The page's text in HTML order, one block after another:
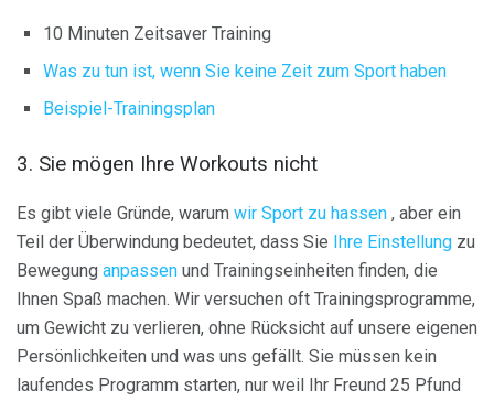
10 Minuten Zeitsaver Training
Was zu tun ist, wenn Sie keine Zeit zum Sport haben
Beispiel-Trainingsplan
3. Sie mögen Ihre Workouts nicht
Es gibt viele Gründe, warum wir Sport zu hassen , aber ein
Teil der Überwindung bedeutet, dass Sie Ihre Einstellung zu
Bewegung anpassen und Trainingseinheiten finden, die
Ihnen Spaß machen. Wir versuchen oft Trainingsprogramme,
um Gewicht zu verlieren, ohne Rücksicht auf unsere eigenen
Persönlichkeiten und was uns gefällt. Sie müssen kein
laufendes Programm starten, nur weil Ihr Freund 25 Pfund